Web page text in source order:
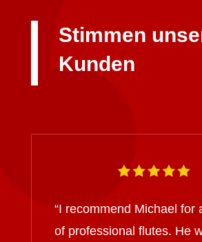
Stimmen
Kunden
“I recommend Michael for
of professional flutes. He